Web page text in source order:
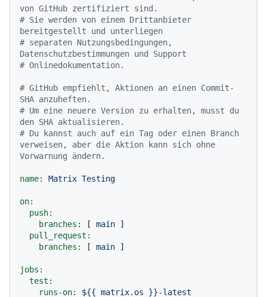
von GitHub zertifiziert sind.
# Sie werden von einem Drittanbieter
bereitgestellt und unterliegen
# separaten Nutzungsbedingungen,
Datenschutzbestimmungen und Support
# Onlinedokumentation.
# GitHub empfiehlt, Aktionen an einen Commit-
SHA anzuheften.
# Um eine neuere Version zu erhalten, musst du
den SHA aktualisieren.
# Du kannst auch auf ein Tag oder einen Branch
verweisen, aber die Aktion kann sich ohne
Vorwarnung ändern.
name: Matrix Testing
on:
push:
branches:
[ main ]
pull_request:
branches:
[ main ]
jobs:
test:
runs-on:
${{ matrix.os }}-latest